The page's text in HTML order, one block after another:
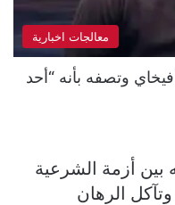
معالجات اخبارية
وتصفه بأنه “أحد
بين أزمة الشرعية
الرهان